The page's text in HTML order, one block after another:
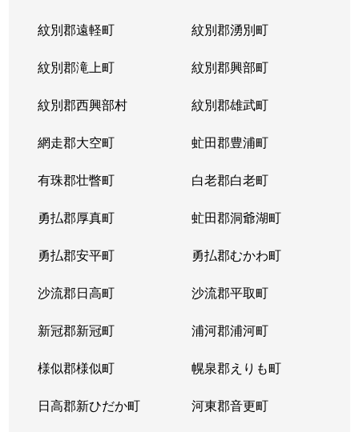
紋別郡遠軽町 紋別郡湧別町
紋別郡滝上町 紋別郡興部町
紋別郡西興部村 紋別郡雄武町
網走郡大空町 虻田郡豊浦町
有珠郡壮瞥町 白老郡白老町
勇払郡厚真町 虻田郡洞爺湖町
勇払郡安平町 勇払郡むかわ町
沙流郡日高町 沙流郡平取町
新冠郡新冠町 浦河郡浦河町
様似郡様似町 幌泉郡えりも町
日高郡新ひだか町 河東郡音更町